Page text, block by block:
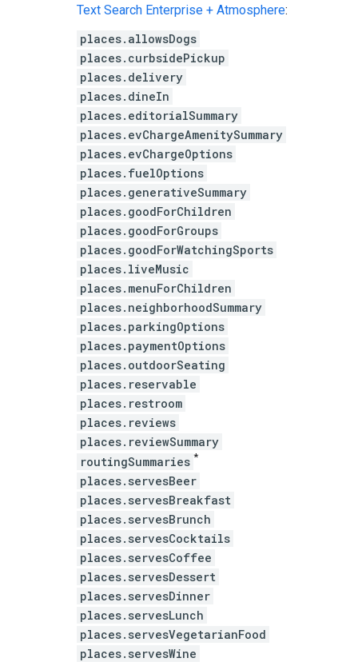
Text Search Enterprise + Atmosphere:
places.allowsDogs
places.curbsidePickup
places.delivery
places.dineIn
places.editorialSummary
places.evChargeAmenitySummary
places.evChargeOptions
places.fuelOptions
places.generativeSummary
places.goodForChildren
places.goodForGroups
places.goodForWatchingSports
places.liveMusic
places.menuForChildren
places.neighborhoodSummary
places.parkingOptions
places.paymentOptions
places.outdoorSeating
places.reservable
places.restroom
places.reviews
places.reviewSummary
routingSummaries *
places.servesBeer
places.servesBreakfast
places.servesBrunch
places.servesCocktails
places.servesCoffee
places.servesDessert
places.servesDinner
places.servesLunch
places.servesVegetarianFood
places.servesWine